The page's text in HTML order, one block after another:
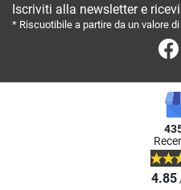
Iscriviti alla newsletter e
* Riscuotibile a partire da un valore
4.85